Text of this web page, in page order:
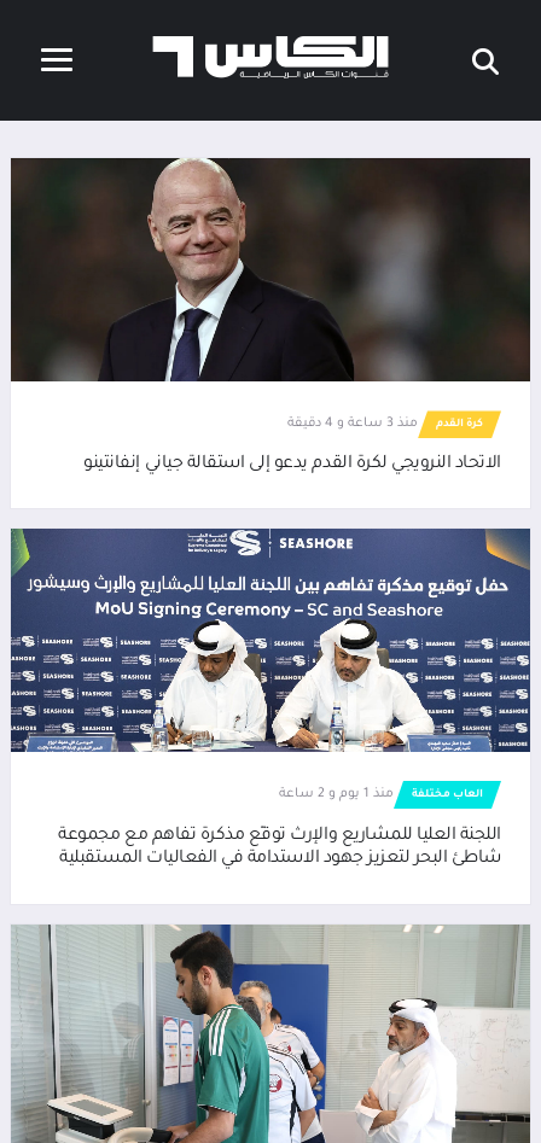
كرة القدم منذ 3 ساعة و 4 دقيقة
الاتحاد النرويجي لكرة القدم يدعو إلى استقالة جياني إنفانتينو
العاب مختلفة منذ 1 يوم و 2 ساعة
اللجنة العليا للمشاريع والإرث توقّع مذكرة تفاهم مع مجموعة
شاطئ البحر لتعزيز جهود الاستدامة في الفعاليات المستقبلية